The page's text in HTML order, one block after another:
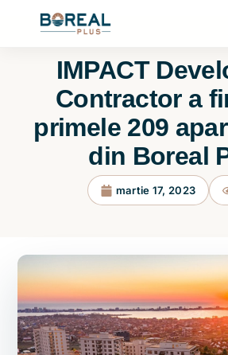
IMPACT
Contractor a
primele 209
din Boreal
martie 17, 2023